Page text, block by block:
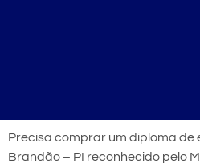
Precisa comprar um diploma de
Brandão – PI reconhecido pelo